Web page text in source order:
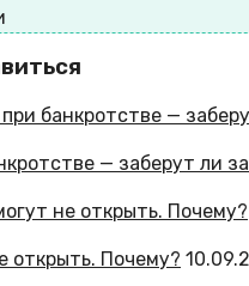
— заберут ли
открыть. Почему?